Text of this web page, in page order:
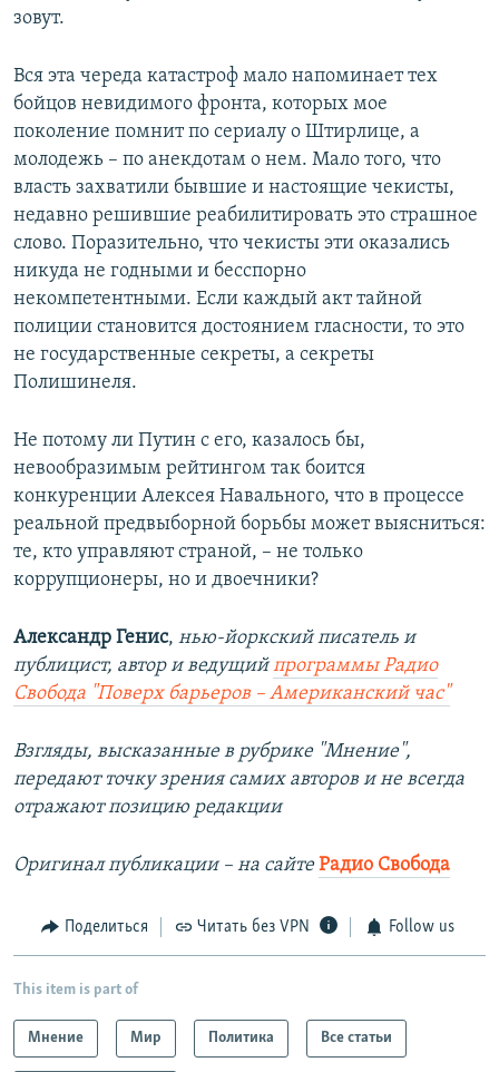
зовут.
Вся эта череда катастроф мало напоминает тех
бойцов невидимого фронта, которых мое
поколение помнит по сериалу о Штирлице, а
молодежь – по анекдотам о нем. Мало того, что
власть захватили бывшие и настоящие чекисты,
недавно решившие реабилитировать это страшное
слово. Поразительно, что чекисты эти оказались
никуда не годными и бесспорно
некомпетентными. Если каждый акт тайной
полиции становится достоянием гласности, то это
не государственные секреты, а секреты
Полишинеля.
Не потому ли Путин с его, казалось бы,
невообразимым рейтингом так боится
конкуренции Алексея Навального, что в процессе
реальной предвыборной борьбы может выясниться:
те, кто управляют страной, – не только
коррупционеры, но и двоечники?
Александр Генис, нью-йоркский писатель и
публицист, автор и ведущийпрограммы Радио
Свобода "Поверх барьеров – Американский час"
Взгляды, высказанные в рубрике "Мнение",
передают точку зрения самих авторов и не всегда
отражают позицию редакции
Оригинал публикации – на сайтеРадио Свобода
Поделиться Читать без VPN Follow us
This item is part of
Мнение Мир Политика Все статьи